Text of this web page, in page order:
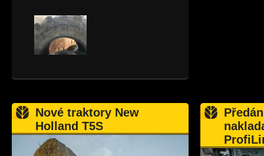
Nové traktory New
Holland T5S